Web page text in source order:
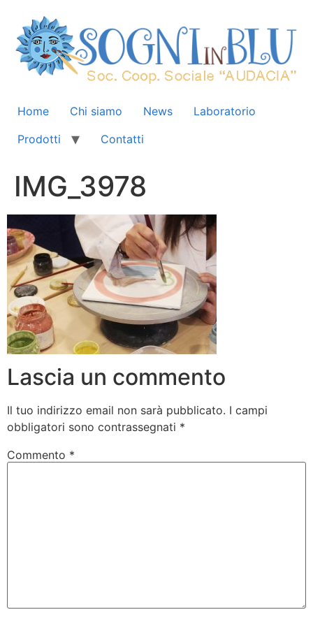
Home Chi siamo News
Laboratorio
Prodotti
Contatti
IMG_3978
Lascia un commento
Il tuo indirizzo email non sarà pubblicato. I campi
obbligatori sono contrassegnati *
Commento *